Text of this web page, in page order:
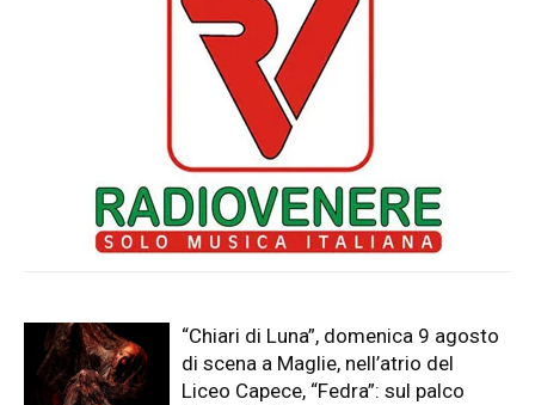
“Chiari di Luna”, domenica 9 agosto
di scena a Maglie, nell’atrio del
Liceo Capece, “Fedra”: sul palco